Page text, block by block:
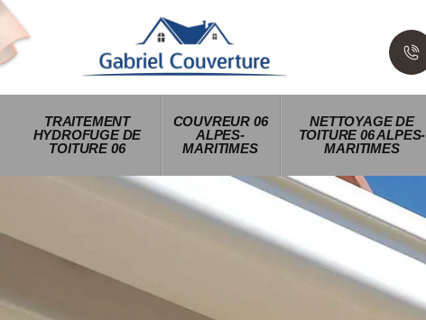
TRAITEMENT
HYDROFUGE DE
TOITURE 06
COUVREUR 06
ALPES-
MARITIMES
NETTOYAGE DE
TOITURE 06 ALPES-
MARITIMES